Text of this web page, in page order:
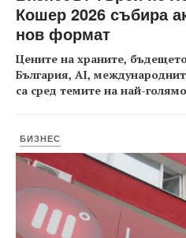
Кошер 2026 събира
нов формат
Цените на храните,
България, AI,
са сред темите на най-
БИЗНЕС